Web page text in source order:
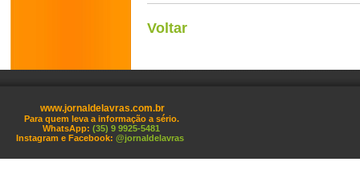
Voltar
www.jornaldelavras.com.br
Para quem leva a informação a sério.
WhatsApp: (35) 9 9925-5481
Instagram e Facebook: @jornaldelavras